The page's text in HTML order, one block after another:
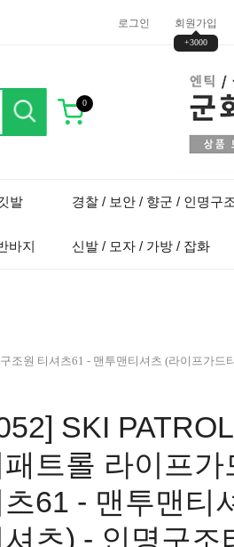
로그인 회원가입
+3000
0
발
바지
경찰 / 보안 / 향군 / 인명구
신발 / 모자 / 가방 / 잡화
조원 티셔츠61 - 맨투맨티셔츠 (라이프가
SKI
트롤 라이프가
츠61 - 맨투맨티
츠) - 인명구조